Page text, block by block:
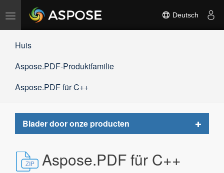
Navigation
umschalten
Deutsch
Huis
Aspose.PDF-Produktfamilie
Aspose.PDF für C++
Blader door onze producten
Toggle
Aspose.PDF für C++